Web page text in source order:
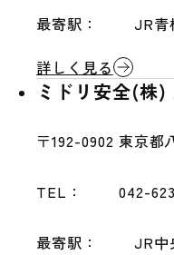
最寄駅：
JR青
詳しく見る
ミドリ安全(株)
〒192-0902 東京都
TEL： 042-
最寄駅： JR中